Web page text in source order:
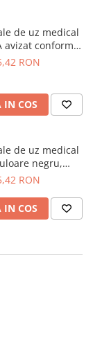
de uz medical
avizat conform
93/42CEE.
RON
IN COS
de uz medical
negru,
cutie
RON
IN COS